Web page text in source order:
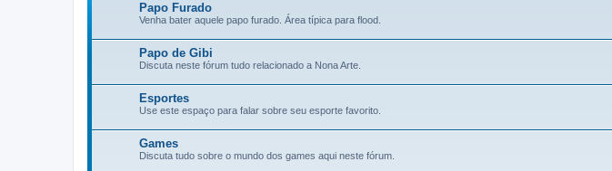
Papo Furado
Venha bater aquele papo furado. Área típica para flood.
Papo de Gibi
Discuta neste fórum tudo relacionado a Nona Arte.
Esportes
Use este espaço para falar sobre seu esporte favorito.
Games
Discuta tudo sobre o mundo dos games aqui neste fórum.